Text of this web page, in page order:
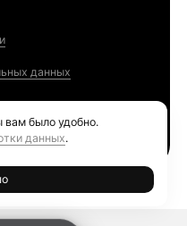
данных
вам было удобно.
данных.